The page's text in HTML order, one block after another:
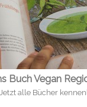
Buch Vegan
alle Bücher